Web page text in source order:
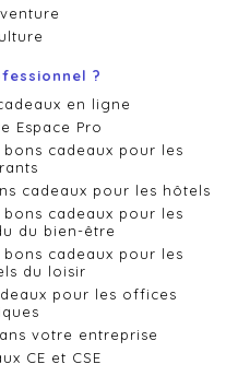
?
en ligne
Espace Pro
cadeaux pour les
cadeaux pour les hôtels
cadeaux pour les
du bien-être
cadeaux pour les
du loisir
pour les offices
votre entreprise
CE et CSE